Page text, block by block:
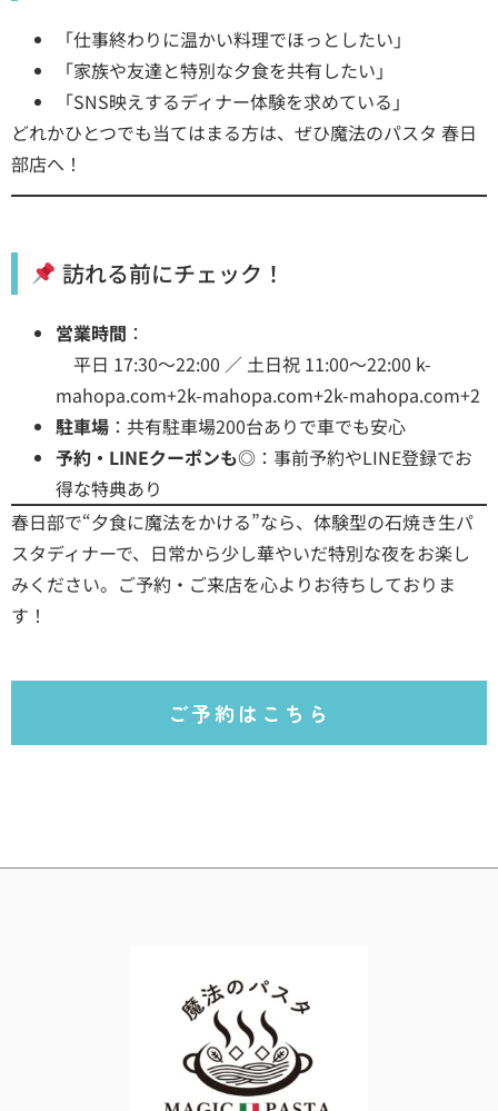
「仕事終わりに温かい料理でほっとしたい」
「家族や友達と特別な夕食を共有したい」
「SNS映えするディナー体験を求めている」
どれかひとつでも当てはまる方は、ぜひ魔法のパスタ 春日
部店へ！
訪れる前にチェック！
営業時間 ：
平日 17:30～22:00 ／ 土日祝 11:00～22:00 k-
mahopa.com+2k-mahopa.com+2k-mahopa.com+2
駐車場 ：共有駐車場200台ありで車でも安心
予約・LINEクーポンも◎ ：事前予約やLINE登録でお
得な特典あり
春日部で“夕食に魔法をかける”なら、体験型の石焼き生パ
スタディナーで、日常から少し華やいだ特別な夜をお楽し
みください。ご予約・ご来店を心よりお待ちしておりま
す！
ご予約はこちら